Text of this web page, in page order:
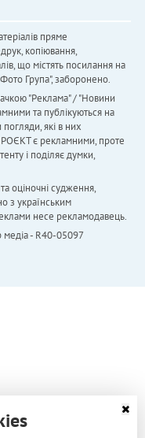
пряме
копіювання,
що містять посилання на
Група", заборонено.
"Реклама" / "Новини
та публікуються на
які в них
є рекламними, проте
і поділяє думки,
оціночні судження,
з українським
несе рекламодавець.
медіа - R40-05097